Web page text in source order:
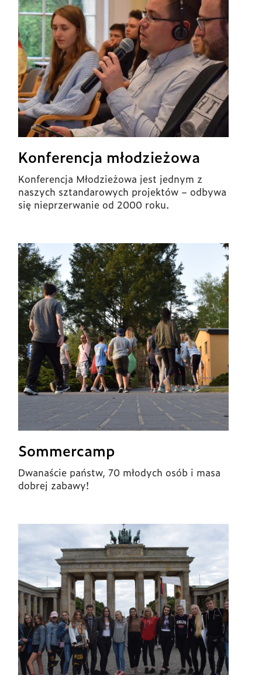
Konferencja młodzieżowa
Konferencja Młodzieżowa jest jednym z
naszych sztandarowych projektów – odbywa
się nieprzerwanie od 2000 roku.
Sommercamp
Dwanaście państw, 70 młodych osób i masa
dobrej zabawy!